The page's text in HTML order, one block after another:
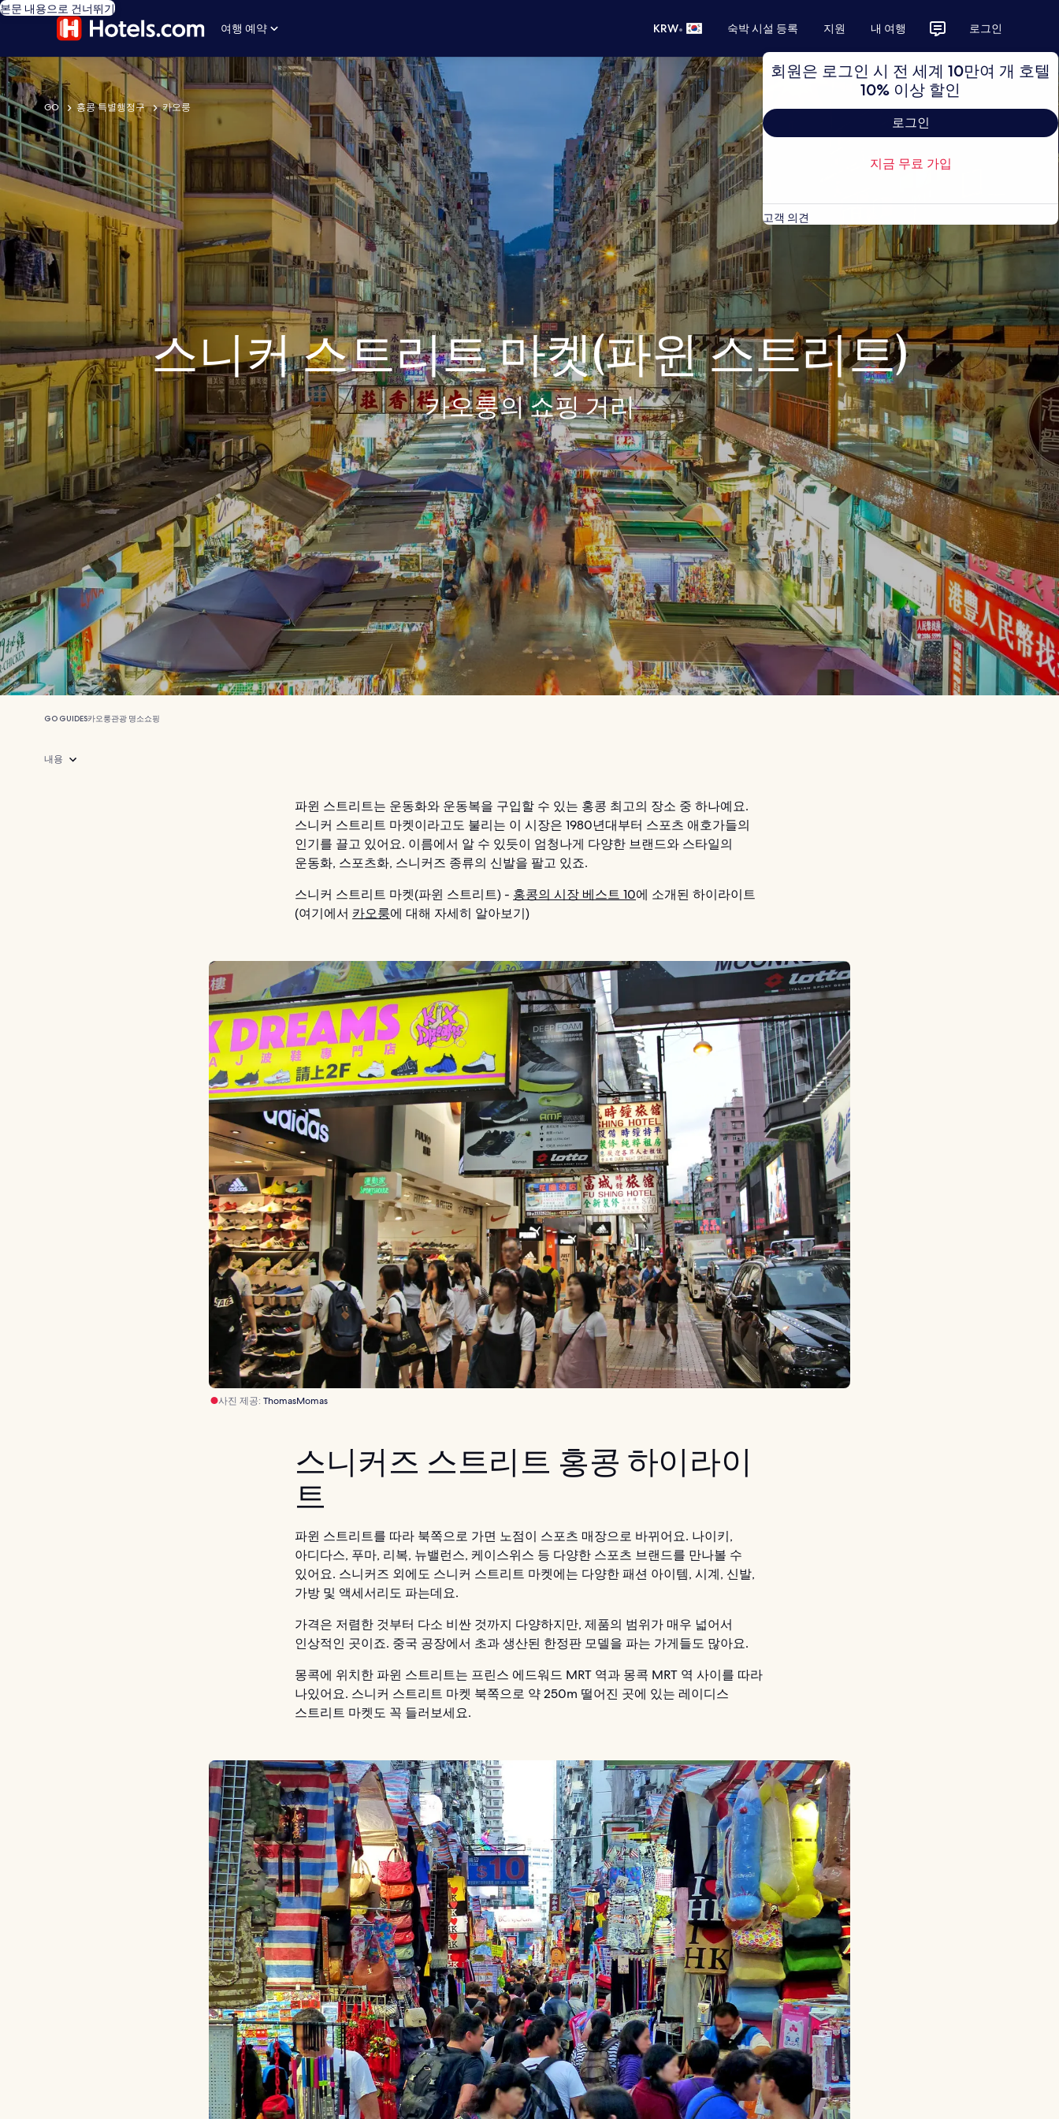
본문 내용으로 건너뛰기
여행 예약
KRW• 숙박 시설 등록 지원 내 여행 로그인
회원은 로그인 시 전 세계 10만여 개 호텔
10% 이상 할인
로그인
지금 무료 가입
고객 의견
GO 홍콩 특별행정구 카오룽
스니커 스트리트 마켓(파윈 스트리트)
카오룽의 쇼핑 거리
GO GUIDES카오룽관광 명소쇼핑
내용
파윈 스트리트는 운동화와 운동복을 구입할 수 있는 홍콩 최고의 장소 중 하나예요.
스니커 스트리트 마켓이라고도 불리는 이 시장은 1980년대부터 스포츠 애호가들의
인기를 끌고 있어요. 이름에서 알 수 있듯이 엄청나게 다양한 브랜드와 스타일의
운동화, 스포츠화, 스니커즈 종류의 신발을 팔고 있죠.
스니커 스트리트 마켓(파윈 스트리트) - 홍콩의 시장 베스트 10에 소개된 하이라이트
(여기에서 카오룽에 대해 자세히 알아보기)
사진 제공:ThomasMomas
스니커즈 스트리트 홍콩 하이라이
트
파윈 스트리트를 따라 북쪽으로 가면 노점이 스포츠 매장으로 바뀌어요. 나이키,
아디다스, 푸마, 리복, 뉴밸런스, 케이스위스 등 다양한 스포츠 브랜드를 만나볼 수
있어요. 스니커즈 외에도 스니커 스트리트 마켓에는 다양한 패션 아이템, 시계, 신발,
가방 및 액세서리도 파는데요.
가격은 저렴한 것부터 다소 비싼 것까지 다양하지만, 제품의 범위가 매우 넓어서
인상적인 곳이죠. 중국 공장에서 초과 생산된 한정판 모델을 파는 가게들도 많아요.
몽콕에 위치한 파윈 스트리트는 프린스 에드워드 MRT 역과 몽콕 MRT 역 사이를 따라
나있어요. 스니커 스트리트 마켓 북쪽으로 약 250m 떨어진 곳에 있는 레이디스
스트리트 마켓도 꼭 들러보세요.